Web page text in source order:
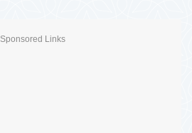
Sponsored Links